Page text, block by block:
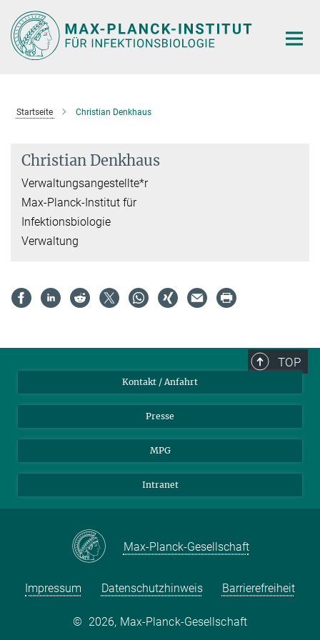
Hauptinhalt
Startseite Christian Denkhaus
Christian Denkhaus
Verwaltungsangestellte*r
Max-Planck-Institut für
Infektionsbiologie
Verwaltung
TOP
Kontakt / Anfahrt
Presse
MPG
Intranet
Max-Planck-Gesellschaft
Impressum Datenschutzhinweis Barrierefreiheit
© 2026, Max-Planck-Gesellschaft